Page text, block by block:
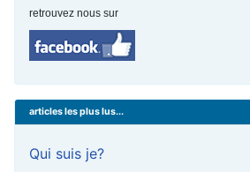
retrouvez nous sur
articles les plus lus...
Qui suis je?